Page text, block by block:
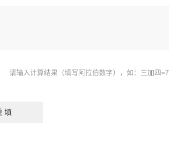
请输入计算结果（填写阿拉伯数字），如：三加四=7